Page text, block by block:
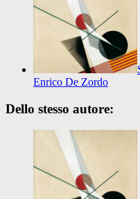
Enrico De Zordo
Dello stesso autore: